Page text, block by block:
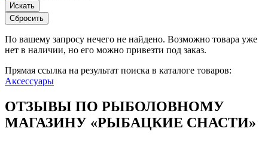
Искать
Сбросить
По вашему запросу нечего не найдено. Возможно товара уже
нет в наличии, но его можно привезти под заказ.
Прямая ссылка на результат поиска в каталоге товаров:
Аксессуары
ОТЗЫВЫ ПО РЫБОЛОВНОМУ
МАГАЗИНУ «РЫБАЦКИЕ СНАСТИ»